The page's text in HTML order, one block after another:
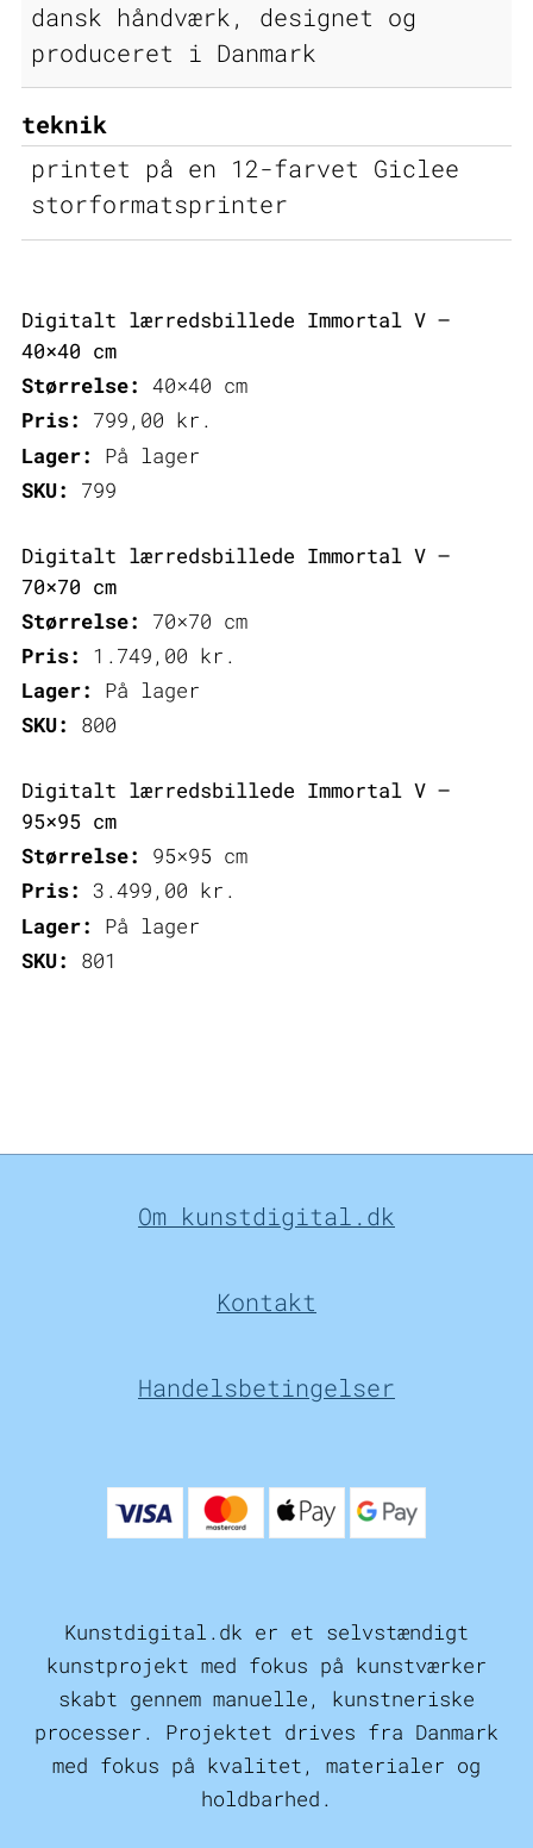
dansk håndværk, designet og
produceret i Danmark
teknik
printet på en 12-farvet Giclee
storformatsprinter
Digitalt lærredsbillede Immortal V –
40×40 cm
Størrelse: 40×40 cm
Pris:
799,00 kr.
Lager:
På lager
SKU:
799
Digitalt lærredsbillede Immortal V –
70×70 cm
Størrelse:
70×70 cm
Pris:
1.749,00 kr.
Lager:
På lager
SKU:
800
Digitalt lærredsbillede Immortal V –
95×95 cm
Størrelse:
95×95 cm
Pris:
3.499,00 kr.
Lager:
På lager
SKU:
801
Om kunstdigital.dk
Kontakt
Handelsbetingelser
Kunstdigital.dk er et selvstændigt
kunstprojekt med fokus på kunstværker
skabt gennem manuelle, kunstneriske
processer. Projektet drives fra Danmark
med fokus på kvalitet, materialer og
holdbarhed.